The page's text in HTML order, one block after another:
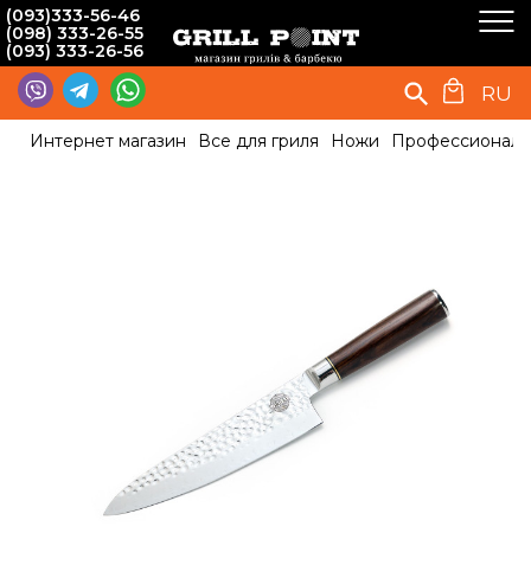
(093)333-56-46
(098) 333-26-55
(093) 333-26-56
RU
Интернет магазин Все для гриля Ножи